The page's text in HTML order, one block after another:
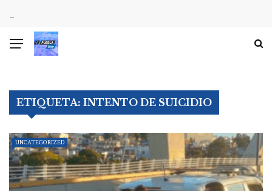
ETIQUETA: INTENTO DE SUICIDIO
UNCATEGORIZED